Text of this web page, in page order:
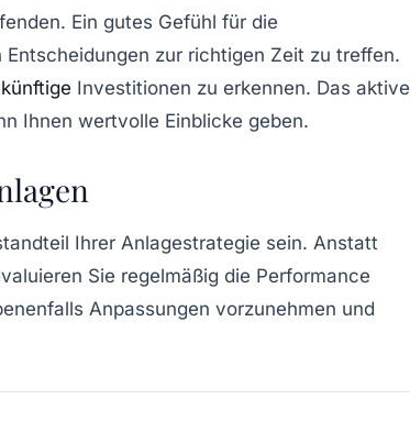
Ein gutes Gefühl für die
zur richtigen Zeit zu treffen.
Investitionen zu erkennen. Das aktive
Ihnen wertvolle Einblicke geben.
Ihrer Anlagestrategie sein. Anstatt
Sie regelmäßig die Performance
Anpassungen vorzunehmen und